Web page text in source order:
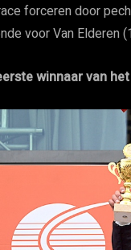
forceren door
voor Van Elderen
winnaar van